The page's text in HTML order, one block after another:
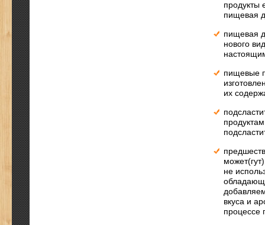
продукты
пищевая
пищевая
нового
пищевые
их
не
вкуса и
процессе